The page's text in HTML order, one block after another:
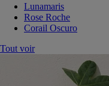
Lunamaris
Rose Roche
Corail Oscuro
Tout voir